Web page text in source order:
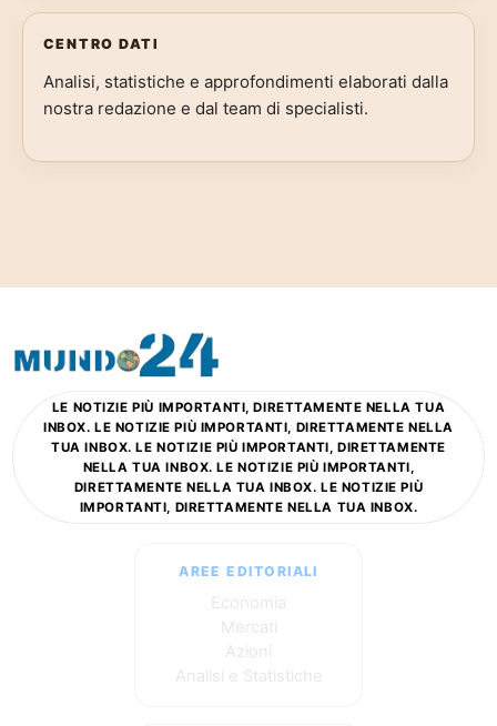
CENTRO DATI
Analisi, statistiche e approfondimenti elaborati dalla
nostra redazione e dal team di specialisti.
LE NOTIZIE PIÙ IMPORTANTI, DIRETTAMENTE NELLA TUA
INBOX. LE NOTIZIE PIÙ IMPORTANTI, DIRETTAMENTE NELLA
TUA INBOX. LE NOTIZIE PIÙ IMPORTANTI, DIRETTAMENTE
NELLA TUA INBOX. LE NOTIZIE PIÙ IMPORTANTI,
DIRETTAMENTE NELLA TUA INBOX. LE NOTIZIE PIÙ
IMPORTANTI, DIRETTAMENTE NELLA TUA INBOX.
AREE EDITORIALI
Economia
Mercati
Azioni
Analisi e Statistiche